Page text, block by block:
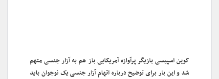
کوین اسپیسی بازیگر پرآوازه آمریکایی باز هم به آزار جنسی متهم
شد و این بار برای توضیح درباره اتهام آزار جنسی یک نوجوان باید